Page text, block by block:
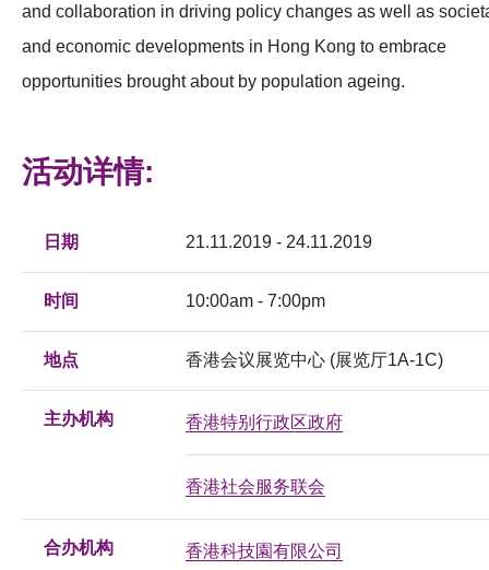
and collaboration in driving policy changes as well as
and economic developments in Hong Kong to embrace
opportunities brought about by population ageing.
活动详情:
日期 21.11.2019 - 24.11.2019
时间 10:00am - 7:00pm
地点 香港会议展览中心 (展览厅1A-1C)
主办机构 香港特别行政区政府
香港社会服务联会
合办机构 香港科技園有限公司